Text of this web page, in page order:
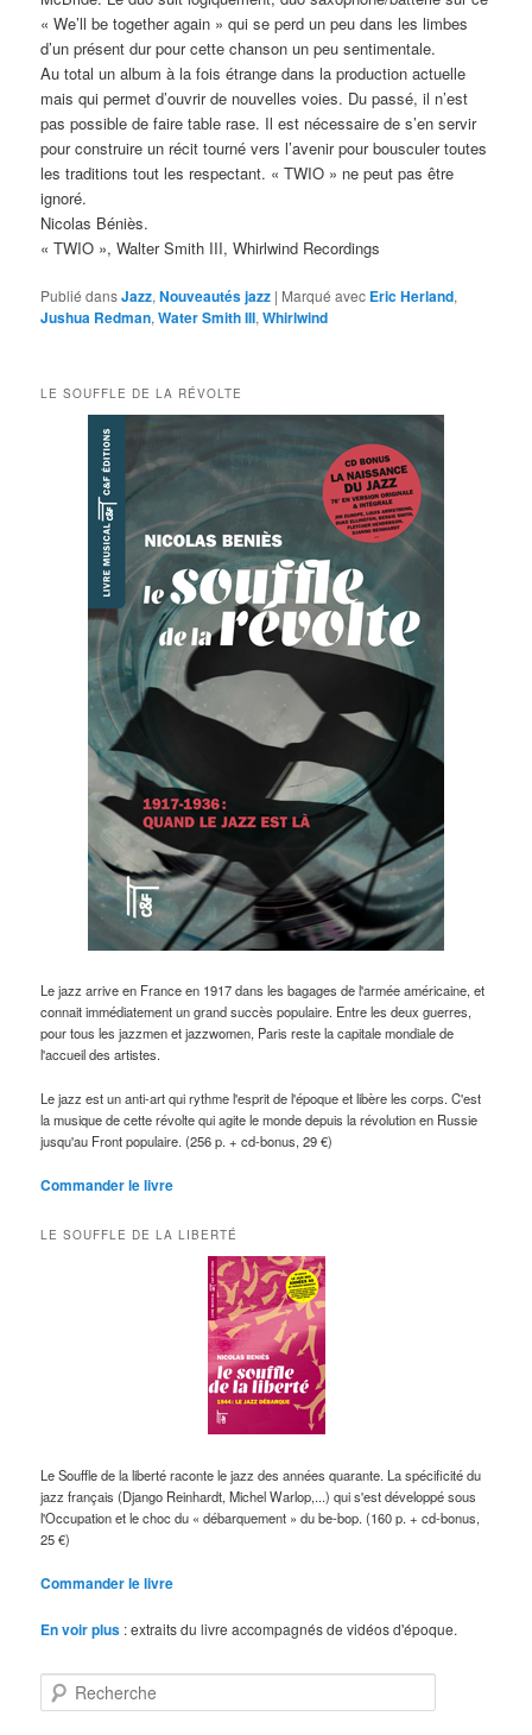
« We’ll be together again » qui se perd un peu dans les limbes
d’un présent dur pour cette chanson un peu sentimentale.
Au total un album à la fois étrange dans la production actuelle
mais qui permet d’ouvrir de nouvelles voies. Du passé, il n’est
pas possible de faire table rase. Il est nécessaire de s’en servir
pour construire un récit tourné vers l’avenir pour bousculer toutes
les traditions tout les respectant. « TWIO » ne peut pas être
ignoré.
Nicolas Béniès.
« TWIO », Walter Smith III, Whirlwind Recordings
Publié dansJazz,Nouveautés jazz | Marqué avec Eric Herland,
Jushua Redman,Water Smith III,Whirlwind
LE SOUFFLE DE LA RÉVOLTE
Le jazz arrive en France en 1917 dans les bagages de l'armée américaine, et
connait immédiatement un grand succès populaire. Entre les deux guerres,
pour tous les jazzmen et jazzwomen, Paris reste la capitale mondiale de
l'accueil des artistes.
Le jazz est un anti-art qui rythme l'esprit de l'époque et libère les corps. C'est
la musique de cette révolte qui agite le monde depuis la révolution en Russie
jusqu'au Front populaire. (256 p. + cd-bonus, 29 €)
Commander le livre
LE SOUFFLE DE LA LIBERTÉ
Le Souffle de la liberté raconte le jazz des années quarante. La spécificité du
jazz français (Django Reinhardt, Michel Warlop,...) qui s'est développé sous
l'Occupation et le choc du « débarquement » du be-bop. (160 p. + cd-bonus,
25 €)
Commander le livre
En voir plus : extraits du livre accompagnés de vidéos d'époque.
e